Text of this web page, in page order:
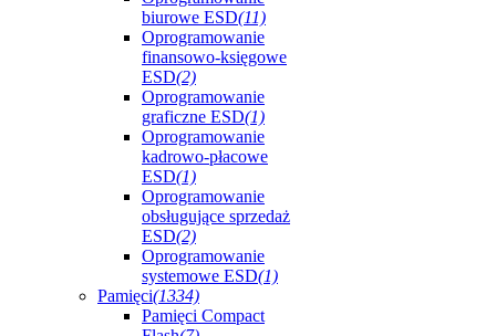
biurowe ESD(11)
Oprogramowanie
finansowo-księgowe
ESD(2)
Oprogramowanie
graficzne ESD(1)
Oprogramowanie
kadrowo-płacowe
ESD(1)
Oprogramowanie
obsługujące sprzedaż
ESD(2)
Oprogramowanie
systemowe ESD(1)
Pamięci(1334)
Pamięci Compact